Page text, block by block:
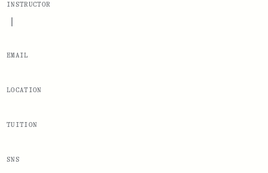
INSTRUCTOR
|
EMAIL
LOCATION
TUITION
SNS